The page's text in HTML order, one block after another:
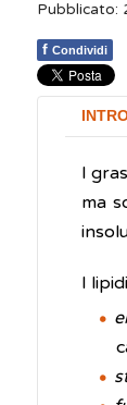
Pubblicato:
f Condividi
I
ma
I